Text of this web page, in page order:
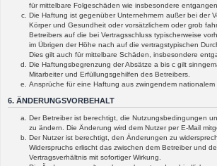
für mittelbare Folgeschäden wie insbesondere
Die Haftung ist gegenüber Unternehmern außer bei der
Körper und Gesundheit oder vorsätzlichem oder grob
Betreibers auf die bei Vertragsschluss typischerweise
im Übrigen der Höhe nach auf die vertragstypischen
Dies gilt auch für mittelbare Schäden, insbesondere
Die Haftungsbegrenzung der Absätze a bis c gilt
Mitarbeiter und Erfüllungsgehilfen des Betreibers.
Ansprüche für eine Haftung aus zwingendem nationalem
6. ÄNDERUNGSVORBEHALT
Der Betreiber ist berechtigt, die Nutzungsbedingungen
zu ändern. Die Änderung wird dem Nutzer per E-Mail
Der Nutzer ist berechtigt, den Änderungen zu
Widerspruchs erlischt das zwischen dem Betreiber und
Vertragsverhältnis mit sofortiger Wirkung.